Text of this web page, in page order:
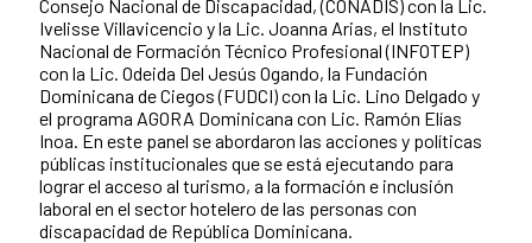
Consejo Nacional de Discapacidad, (CONADIS) con la Lic.
Ivelisse Villavicencio y la Lic. Joanna Arias, el Instituto
Nacional de Formación Técnico Profesional (INFOTEP)
con la Lic. Odeida Del Jesús Ogando, la Fundación
Dominicana de Ciegos (FUDCI) con la Lic. Lino Delgado y
el programa AGORA Dominicana con Lic. Ramón Elías
Inoa. En este panel se abordaron las acciones y políticas
públicas institucionales que se está ejecutando para
lograr el acceso al turismo, a la formación e inclusión
laboral en el sector hotelero de las personas con
discapacidad de República Dominicana.